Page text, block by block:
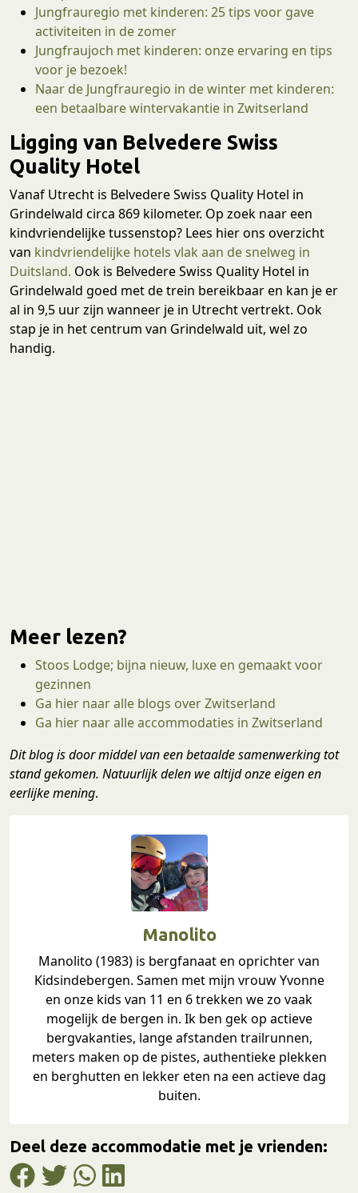
Jungfrauregio met kinderen: 25 tips voor gave
activiteiten in de zomer
Jungfraujoch met kinderen: onze ervaring en tips
voor je bezoek!
Naar de Jungfrauregio in de winter met kinderen:
een betaalbare wintervakantie in Zwitserland
Ligging van Belvedere Swiss
Quality Hotel
Vanaf Utrecht is Belvedere Swiss Quality Hotel in
Grindelwald circa 869 kilometer. Op zoek naar een
kindvriendelijke tussenstop? Lees hier ons overzicht
van kindvriendelijke hotels vlak aan de snelweg in
Duitsland. Ook is Belvedere Swiss Quality Hotel in
Grindelwald goed met de trein bereikbaar en kan je er
al in 9,5 uur zijn wanneer je in Utrecht vertrekt. Ook
stap je in het centrum van Grindelwald uit, wel zo
handig.
Meer lezen?
Stoos Lodge; bijna nieuw, luxe en gemaakt voor
gezinnen
Ga hier naar alle blogs over Zwitserland
Ga hier naar alle accommodaties in Zwitserland
Dit blog is door middel van een betaalde samenwerking tot
stand gekomen. Natuurlijk delen we altijd onze eigen en
eerlijke mening.
Manolito
Manolito (1983) is bergfanaat en oprichter van
Kidsindebergen. Samen met mijn vrouw Yvonne
en onze kids van 11 en 6 trekken we zo vaak
mogelijk de bergen in. Ik ben gek op actieve
bergvakanties, lange afstanden trailrunnen,
meters maken op de pistes, authentieke plekken
en berghutten en lekker eten na een actieve dag
buiten.
Deel deze accommodatie met je vrienden: